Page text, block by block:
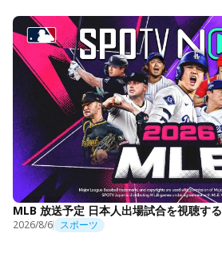
MLB 放送予定 日本人出場試合を視聴す
2026/8/6 スポーツ